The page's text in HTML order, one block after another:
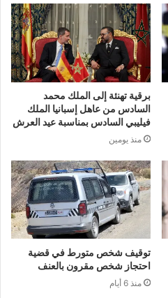
برقية تهنئة إلى الملك محمد
السادس من عاهل إسبانيا الملك
فيليبي السادس بمناسبة عيد العرش
منذ يومين
توقيف شخص متورط في قضية
احتجاز شخص مقرون بالعنف
منذ 6 أيام